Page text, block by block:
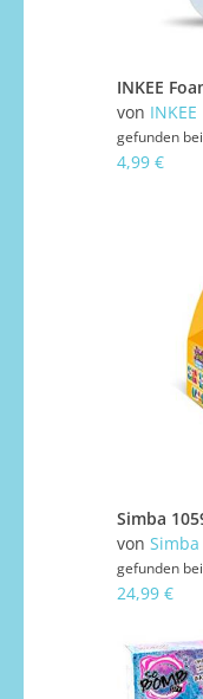
von INKEE
gefunden bei
4,99 €
von Simba
gefunden bei
24,99 €